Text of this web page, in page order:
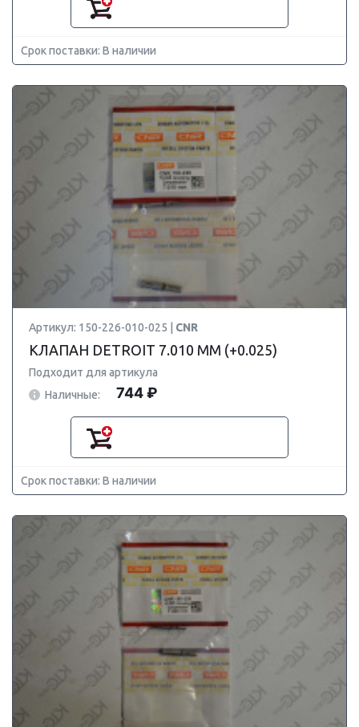
Срок поставки: В наличии
Артикул: 150-226-010-025 | CNR
КЛАПАН DETROIT 7.010 ММ (+0.025)
Подходит для артикула
Наличные:
744 ₽
Срок поставки: В наличии